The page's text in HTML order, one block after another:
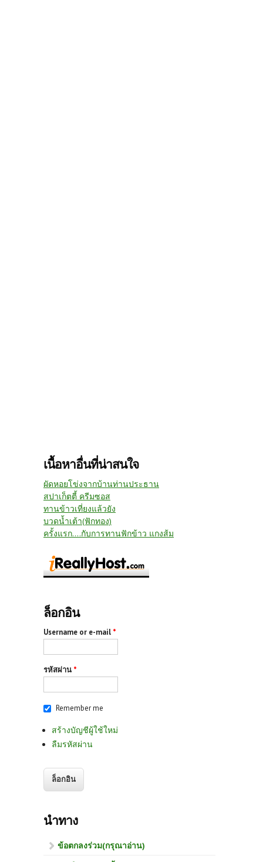
เนื้อหาอื่นที่น่าสนใจ
ผัดหอยโข่งจากบ้านท่านประธาน
สปาเก็ตตี้ ครีมซอส
ทานข้าวเที่ยงแล้วยัง
บวดน้ำเต้า(ฟักทอง)
ครั้งแรก....กับการทานฟักข้าว แกงส้ม
ล็อกอิน
Username or e-mail *
รหัสผ่าน *
Remember me
สร้างบัญชีผู้ใช้ใหม่
ลืมรหัสผ่าน
นำทาง
ข้อตกลงร่วม(กรุณาอ่าน)